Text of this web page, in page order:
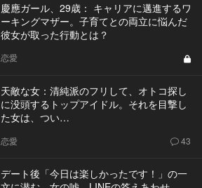
慶應ガール、29歳： キャリアに邁進するワ
ーキングマザー。子育てとの両立に悩んだ
彼女が取った行動とは？
恋愛
天敵な女：清純派のフリして、オトコ探し
に没頭するトップアイドル。それを目撃し
た女は、つい…
恋愛 43
デート後「今日は楽しかったです！」の一